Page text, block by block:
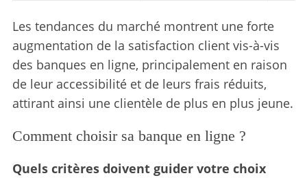
Les tendances du marché montrent une forte
augmentation de la satisfaction client vis-à-vis
des banques en ligne, principalement en raison
de leur accessibilité et de leurs frais réduits,
attirant ainsi une clientèle de plus en plus jeune.
Comment choisir sa banque en ligne ?
Quels critères doivent guider votre choix